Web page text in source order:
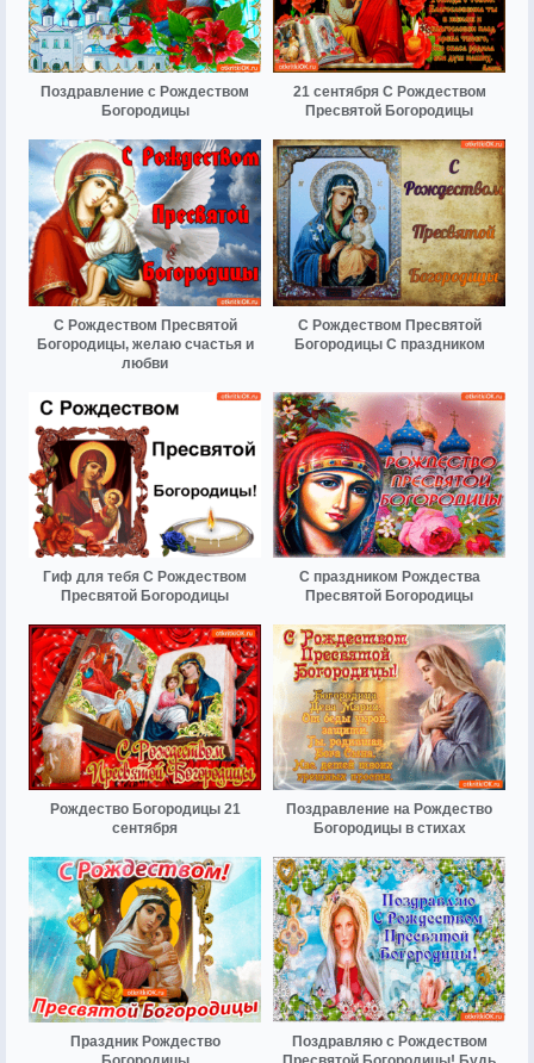
Поздравление с Рождеством
Богородицы
21 сентября С Рождеством
Пресвятой Богородицы
С Рождеством Пресвятой
Богородицы, желаю счастья и
любви
С Рождеством Пресвятой
Богородицы С праздником
Гиф для тебя С Рождеством
Пресвятой Богородицы
С праздником Рождества
Пресвятой Богородицы
Рождество Богородицы 21
сентября
Поздравление на Рождество
Богородицы в стихах
Праздник Рождество
Поздравляю с Рождеством